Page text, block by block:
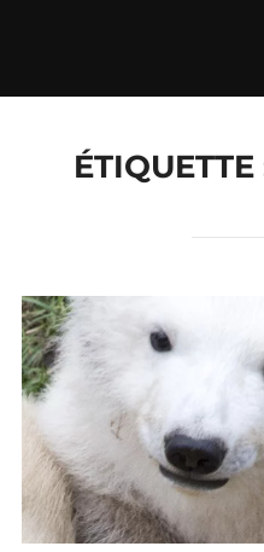
ÉTIQUETTE